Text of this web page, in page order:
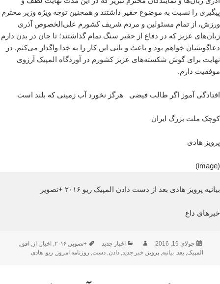
پیگیری را نسبت به موضوع حقیر داشتند و همچنین توجه ویژه وزیر محترم
ورزش، از تمام مسئولین و مردم شریف کشورم علی‌الخصوص آذری
زبان‌های عزیز که در دفاع از حقیر سنگ تمام گذاشتند؛ تا جان در بدن دارم
دعاگویشان خواهم بود و باعث و بانی این کار را به خدا واگذار می‌کنم. در
نهایت برای گوش شکسته‌های عزیز کشورم در آوردگاه المپیک آرزوی
موفقیت دارم.
افتادگی آموز اگر طالب فیضی هرگز نخورد آب زمینی که بلند است
کوچک ملت بزرگ ایران
پرویز هادی
(image)
بیانیه پرویز هادی بعد از دست دادن المپیک ریو ۲۰۱۶ +تصویر
خبرهای داغ
ارسال
شده
جولای 19, 2016 نویسندهدسته‌ها
اخبار جدید برچسب‌ها
+تصویر,۲۰۱۶, اخبار, از, افق,
المپیک,بعد,بیانیه,پرویز,خبر جدید,دادن,دست, روزنامه امروز, ریو,هادی